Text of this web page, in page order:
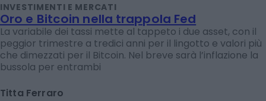
INVESTIMENTI E MERCATI
Oro e Bitcoin nella trappola Fed
La variabile dei tassi mette al tappeto i due asset, con il
peggior trimestre a tredici anni per il lingotto e valori più
che dimezzati per il Bitcoin. Nel breve sarà l’inflazione la
bussola per entrambi
Titta Ferraro